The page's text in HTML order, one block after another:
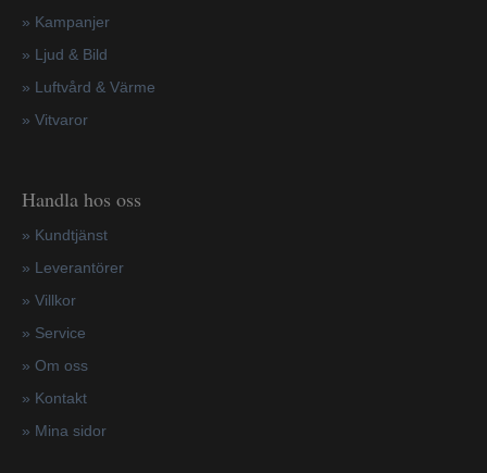
» Kampanjer
» Ljud & Bild
» Luftvård & Värme
» Vitvaror
Handla hos oss
» Kundtjänst
» Leverantörer
» Villkor
» Service
» Om oss
» Kontakt
» Mina sidor